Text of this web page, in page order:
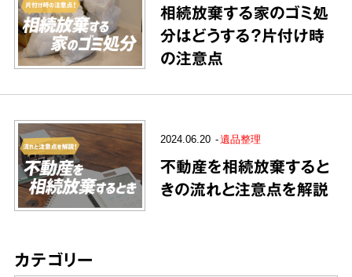
相続放棄する家のゴミ処
分はどうする？片付け時
の注意点
2024.06.20 遺品整理
不動産を相続放棄すると
きの流れと注意点を解説
カテゴリー